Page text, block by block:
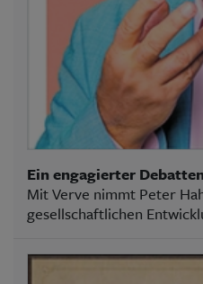
Ein engagierter
Mit Verve nimmt Peter
gesellschaftlichen